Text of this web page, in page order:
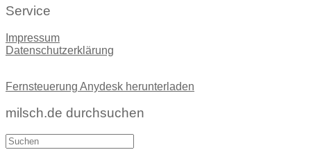
Service
Impressum
Datenschutzerklärung
Fernsteuerung Anydesk herunterladen
milsch.de durchsuchen
Suche
nach: